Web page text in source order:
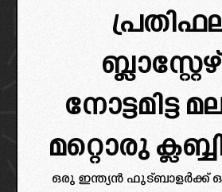
നോട്ടമിട്ട
മറ്റൊരു
ഒരു ഇന്ത്യൻ ഫുട്ബാളർക്ക്